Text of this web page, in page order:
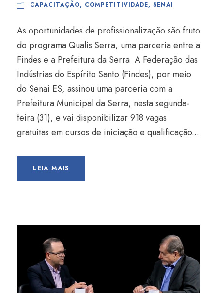
CAPACITAÇÃO, COMPETITIVIDADE, SENAI
As oportunidades de profissionalização são fruto
do programa Qualis Serra, uma parceria entre a
Findes e a Prefeitura da Serra A Federação das
Indústrias do Espírito Santo (Findes), por meio
do Senai ES, assinou uma parceria com a
Prefeitura Municipal da Serra, nesta segunda-
feira (31), e vai disponibilizar 918 vagas
gratuitas em cursos de iniciação e qualificação...
LEIA MAIS